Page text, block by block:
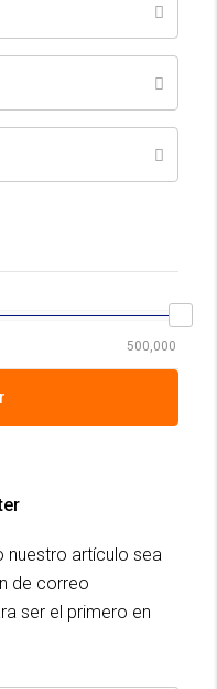
nuestro artículo sea
de correo
ser el primero en